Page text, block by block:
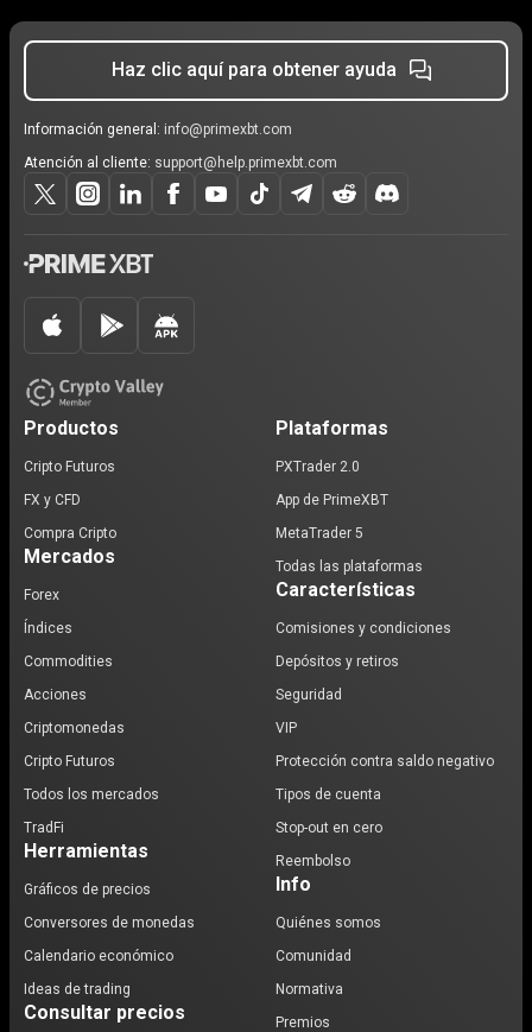
Haz clic aquí para obtener ayuda
Información general: info@primexbt.com
Atención al cliente: support@help.primexbt.com
Productos
Cripto Futuros
FX y CFD
Compra Cripto
Mercados
Forex
Índices
Commodities
Acciones
Criptomonedas
Cripto Futuros
Todos los mercados
TradFi
Herramientas
Gráficos de precios
Conversores de monedas
Calendario económico
Ideas de trading
Consultar precios
Plataformas
PXTrader 2.0
App de PrimeXBT
MetaTrader 5
Todas las plataformas
Características
Comisiones y condiciones
Depósitos y retiros
Seguridad
VIP
Protección contra saldo negativo
Tipos de cuenta
Stop-out en cero
Reembolso
Info
Quiénes somos
Comunidad
Normativa
Premios